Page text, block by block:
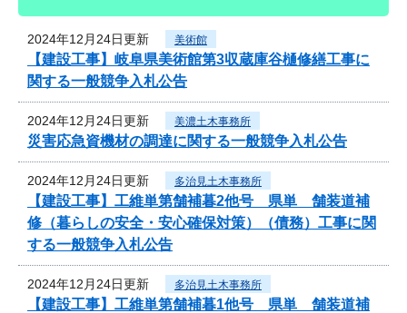
2024年12月24日更新 美術館
【建設工事】岐阜県美術館第3収蔵庫谷樋修繕工事に
関する一般競争入札公告
2024年12月24日更新 美濃土木事務所
災害応急資機材の調達に関する一般競争入札公告
2024年12月24日更新 多治見土木事務所
【建設工事】工維単第舗補暮2他号 県単 舗装道補
修（暮らしの安全・安心確保対策）（債務）工事に関
する一般競争入札公告
2024年12月24日更新 多治見土木事務所
【建設工事】工維単第舗補暮1他号 県単 舗装道補